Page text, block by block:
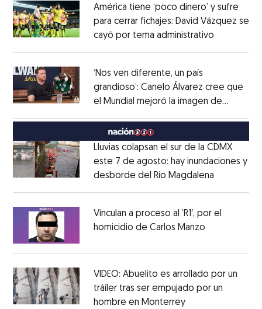
América tiene ‘poco dinero’ y sufre
para cerrar fichajes: David Vázquez se
cayó por tema administrativo
‘Nos ven diferente, un país
grandioso’: Canelo Álvarez cree que
el Mundial mejoró la imagen de
Lluvias colapsan el sur de la CDMX
este 7 de agosto: hay inundaciones y
desborde del Río Magdalena
Vinculan a proceso al ’R1′, por el
homicidio de Carlos Manzo
VIDEO: Abuelito es arrollado por un
tráiler tras ser empujado por un
hombre en MonterreyOpens in new